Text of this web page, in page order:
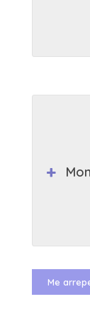
Me